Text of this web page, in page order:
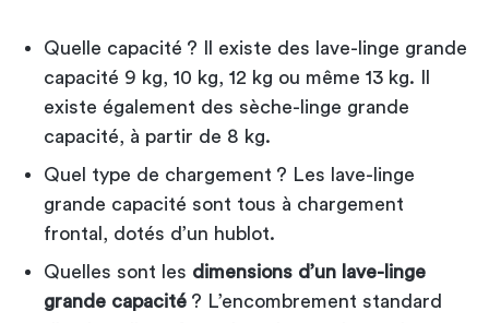
Quelle capacité ? Il existe des lave-linge grande
capacité 9 kg, 10 kg, 12 kg ou même 13 kg. Il
existe également des sèche-linge grande
capacité , à partir de 8 kg.
Quel type de chargement ? Les lave-linge
grande capacité sont tous à chargement
frontal, dotés d’un hublot.
Quelles sont les dimensions d’un lave-linge
grande capacité ? L’encombrement standard